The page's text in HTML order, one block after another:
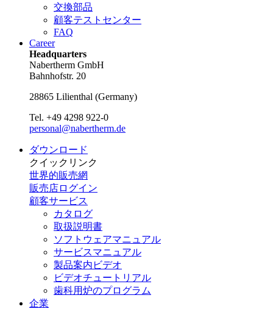
交換部品
顧客テストセンター
FAQ
Career
Headquarters
Nabertherm GmbH
Bahnhofstr. 20
28865 Lilienthal (Germany)
Tel. +49 4298 922-0
personal@nabertherm.de
ダウンロード
クイックリンク
世界的販売網
販売店ログイン
顧客サービス
カタログ
取扱説明書
ソフトウェアマニュアル
サービスマニュアル
製品案内ビデオ
ビデオチュートリアル
歯科用炉のプログラム
企業